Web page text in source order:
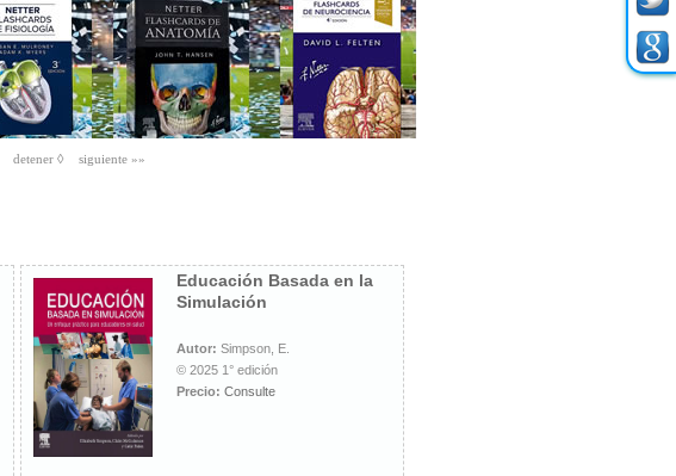
Educación Basada en la
Simulación
Autor: Simpson, E.
© 2025 1° edición
Precio: Consulte